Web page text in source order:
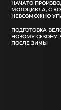
НАЧАТО
МОТОЦИКЛА, С
НЕВОЗМОЖНО
ПОДГОТОВКА
НОВОМУ СЕЗОНУ:
ПОСЛЕ ЗИМЫ